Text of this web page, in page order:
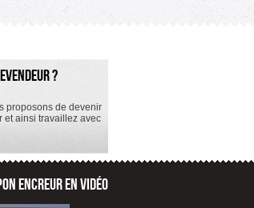
?
proposons de devenir
et ainsi travaillez avec
ENCREUR EN VIDÉO